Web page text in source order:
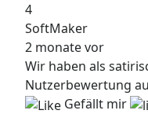
4
SoftMaker
2 monate vor
Wir haben als
Nutzerbewertung
Gefällt mir